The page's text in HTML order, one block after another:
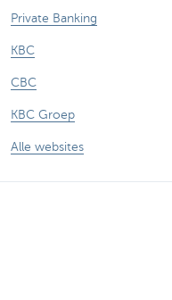
Private Banking
KBC
CBC
KBC Groep
Alle websites